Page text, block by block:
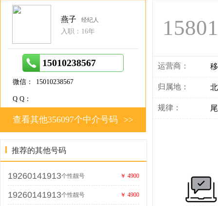
运营商：
归属地：
规律：
燕子 经纪人
入职：16年
15010238567
微信： 15010238567
Q Q：
>>
查看其他356097个中介号码
推荐的其他号码
19260141913个性靓号 ￥ 4900
19260141913个性靓号 ￥ 4900